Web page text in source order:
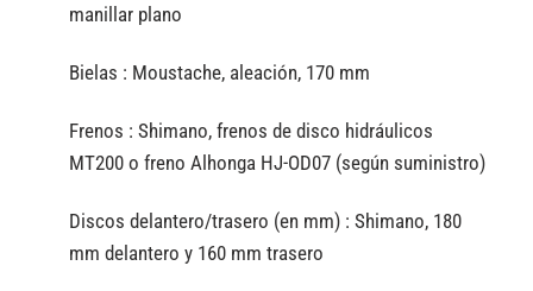
manillar plano
Bielas : Moustache, aleación, 170 mm
Frenos :Shimano, frenos de disco hidráulicos
MT200 o freno Alhonga HJ-OD07 (según suministro)
Discos delantero/trasero (en mm) :Shimano, 180
mm delantero y 160 mm trasero